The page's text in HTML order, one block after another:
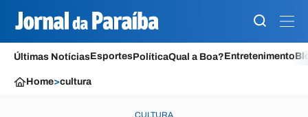
Últimas NotíciasEsportesPolíticaQual a Boa?Entretenimento
Home>cultura
CULTURA